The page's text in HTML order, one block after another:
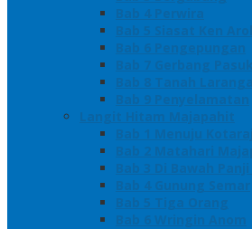
Bab 4 Perwira
Bab 5 Siasat Ken
Bab 6 Pengepungan
Bab 7 Gerbang
Bab 8 Tanah
Bab 9 Penyelamatan
Langit Hitam Majapahit
Bab 1 Menuju
Bab 2 Matahari
Bab 3 Di Bawah
Bab 4 Gunung Semar
Bab 5 Tiga Orang
Bab 6 Wringin Anom